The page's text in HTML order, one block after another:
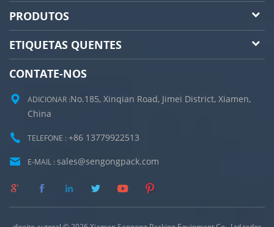
PRODUTOS
ETIQUETAS QUENTES
CONTATE-NOS
ADICIONAR :No.185, Xinqian Road, Jimei District, Xiamen,
China
TELEFONE : +86 13779922513
E-MAIL : sales@sengongpack.com